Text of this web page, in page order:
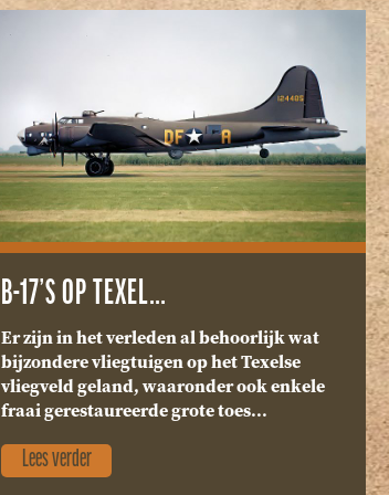
B-17’S OP TEXEL…
Er zijn in het verleden al behoorlijk wat
bijzondere vliegtuigen op het Texelse
vliegveld geland, waaronder ook enkele
fraai gerestaureerde grote toes...
Lees verder